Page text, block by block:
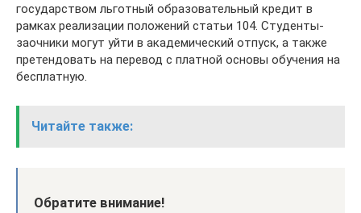
государством льготный образовательный кредит в
рамках реализации положений статьи 104. Студенты-
заочники могут уйти в академический отпуск, а также
претендовать на перевод с платной основы обучения на
бесплатную.
Читайте также:
Обратите внимание!